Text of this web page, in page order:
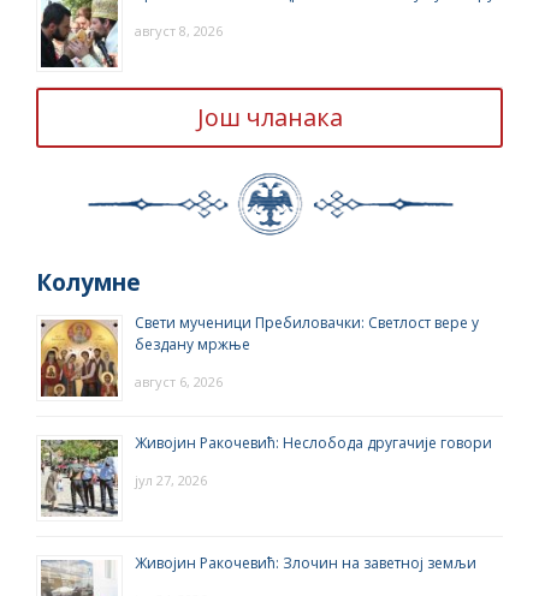
август 8, 2026
Још чланака
Колумне
Свети мученици Пребиловачки: Светлост вере у
бездану мржње
август 6, 2026
Живојин Ракочевић: Неслобода другачије говори
јул 27, 2026
Живојин Ракочевић: Злочин на заветној земљи